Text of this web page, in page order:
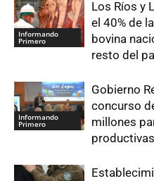
Informando
Primero
Los Ríos y
el 40% de
bovina
resto del
Informando
Primero
Gobierno
concurso
millones